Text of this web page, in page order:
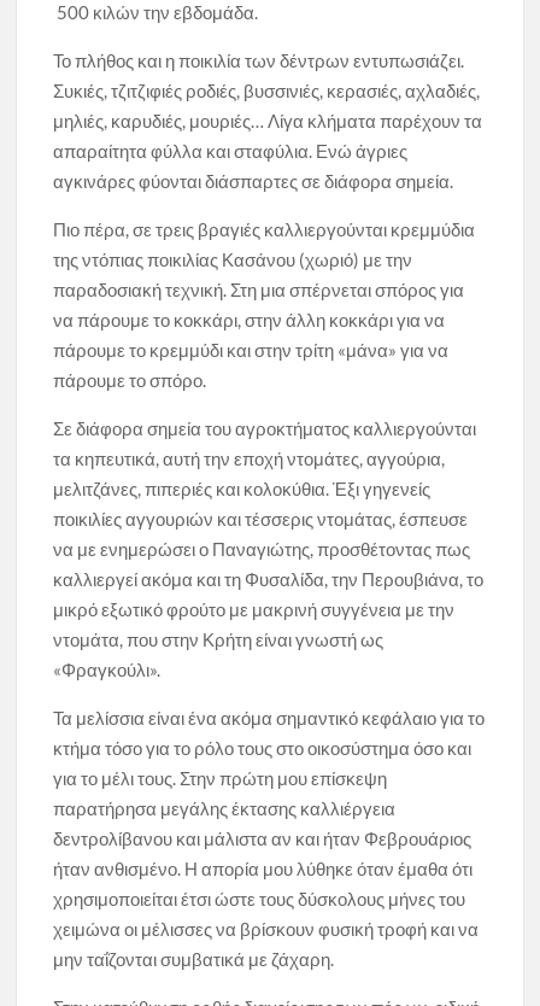
500 κιλών την εβδομάδα.
Το πλήθος και η ποικιλία των δέντρων εντυπωσιάζει.
Συκιές, τζιτζιφιές ροδιές, βυσσινιές, κερασιές, αχλαδιές,
μηλιές, καρυδιές, μουριές… Λίγα κλήματα παρέχουν τα
απαραίτητα φύλλα και σταφύλια. Ενώ άγριες
αγκινάρες φύονται διάσπαρτες σε διάφορα σημεία.
Πιο πέρα, σε τρεις βραγιές καλλιεργούνται κρεμμύδια
της ντόπιας ποικιλίας Κασάνου (χωριό) με την
παραδοσιακή τεχνική. Στη μια σπέρνεται σπόρος για
να πάρουμε το κοκκάρι, στην άλλη κοκκάρι για να
πάρουμε το κρεμμύδι και στην τρίτη «μάνα» για να
πάρουμε το σπόρο.
Σε διάφορα σημεία του αγροκτήματος καλλιεργούνται
τα κηπευτικά, αυτή την εποχή ντομάτες, αγγούρια,
μελιτζάνες, πιπεριές και κολοκύθια. Έξι γηγενείς
ποικιλίες αγγουριών και τέσσερις ντομάτας, έσπευσε
να με ενημερώσει ο Παναγιώτης, προσθέτοντας πως
καλλιεργεί ακόμα και τη Φυσαλίδα, την Περουβιάνα, το
μικρό εξωτικό φρούτο με μακρινή συγγένεια με την
ντομάτα, που στην Κρήτη είναι γνωστή ως
«Φραγκούλι».
Τα μελίσσια είναι ένα ακόμα σημαντικό κεφάλαιο για το
κτήμα τόσο για το ρόλο τους στο οικοσύστημα όσο και
για το μέλι τους. Στην πρώτη μου επίσκεψη
παρατήρησα μεγάλης έκτασης καλλιέργεια
δεντρολίβανου και μάλιστα αν και ήταν Φεβρουάριος
ήταν ανθισμένο. Η απορία μου λύθηκε όταν έμαθα ότι
χρησιμοποιείται έτσι ώστε τους δύσκολους μήνες του
χειμώνα οι μέλισσες να βρίσκουν φυσική τροφή και να
μην ταΐζονται συμβατικά με ζάχαρη.